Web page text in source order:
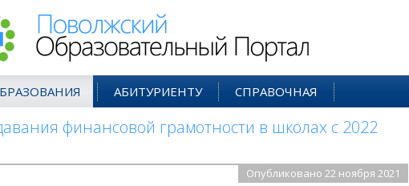
АБИТУРИЕНТУ СПРАВОЧНАЯ
финансовой грамотности в школах с 2022
Опубликовано 22 ноября 2021